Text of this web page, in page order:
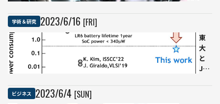
ロセス
監視」
による
新たな
学術＆研究 2023/6/16 [FRI]
東
大
と
JST
ビジネス 2023/6/4 [SUN]